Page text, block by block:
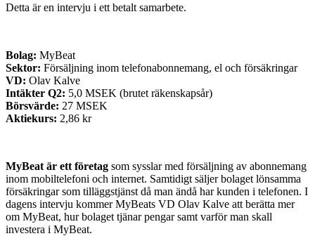
Detta är en intervju i ett betalt samarbete.
Bolag: MyBeat
Sektor: Försäljning inom telefonabonnemang, el och försäkringar
VD: Olav Kalve
Intäkter Q2: 5,0 MSEK (brutet räkenskapsår)
Börsvärde: 27 MSEK
Aktiekurs: 2,86 kr
MyBeat är ett företag som sysslar med försäljning av abonnemang
inom mobiltelefoni och internet. Samtidigt säljer bolaget lönsamma
försäkringar som tilläggstjänst då man ändå har kunden i telefonen. I
dagens intervju kommer MyBeats VD Olav Kalve att berätta mer
om MyBeat, hur bolaget tjänar pengar samt varför man skall
investera i MyBeat.